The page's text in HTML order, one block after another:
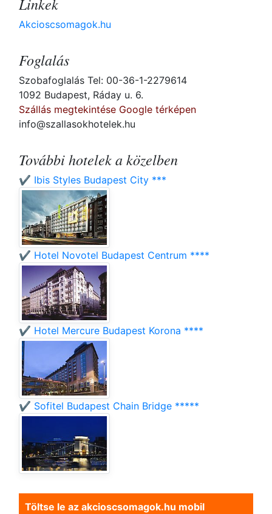
Akcioscsomagok.hu
Foglalás
Szobafoglalás Tel: 00-36-1-2279614
1092 Budapest, Ráday u. 6.
Szállás megtekintése Google térképen
info@szallasokhotelek.hu
További hotelek a közelben
✔️ Ibis Styles Budapest City ***
✔️ Hotel Novotel Budapest Centrum ****
✔️ Hotel Mercure Budapest Korona ****
✔️ Sofitel Budapest Chain Bridge *****
Töltse le az akcioscsomagok.hu mobil